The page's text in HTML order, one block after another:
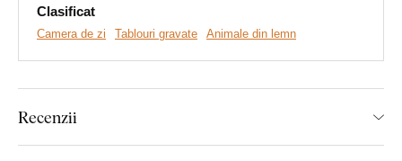
Principalele avantaje ale produsului:
Cadou original
Simbolism ascuns al tabloului
Detalii gravate cu precizie
Clasificat
Camera de zi Tablouri gravate Animale din lemn
Recenzii